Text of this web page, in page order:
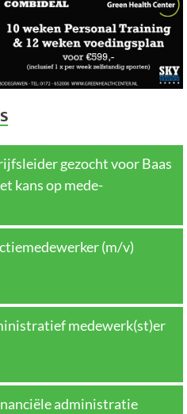
gezocht voor Baas
kans op mede-
(m/v)
medewerk(st)er
administratie